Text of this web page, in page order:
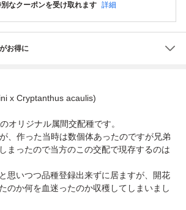
なクーポンを受け取れます 詳細
お得に
x Cryptanthus acaulis)
オリジナル属間交配種です。
、作った当時は数個体あったのですが兄弟
まったので当方のこの交配で現存するのは
思いつつ品種登録出来ずに居ますが、開花
のか何を血迷ったのか収穫してしまいまし